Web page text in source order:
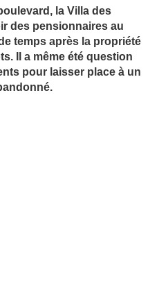
la Villa des
des pensionnaires au
temps après la propriété
Il a même été question
pour laisser place à un